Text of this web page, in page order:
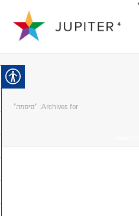
Archives for: "סיסמה"